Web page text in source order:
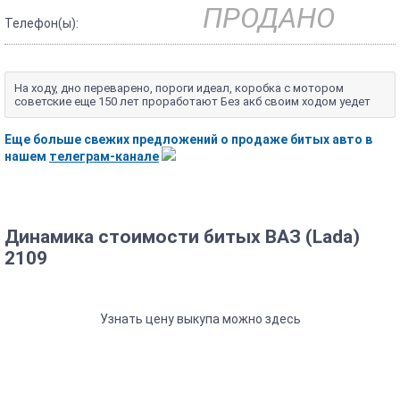
Телефон(ы): ПРОДАНО
На ходу, дно переварено, пороги идеал, коробка с мотором
советские еще 150 лет проработают Без акб своим ходом уедет
Еще больше свежих предложений о продаже битых авто в
нашем телеграм-канале
Динамика стоимости битых ВАЗ (Lada)
2109
Узнать цену выкупа можно здесь